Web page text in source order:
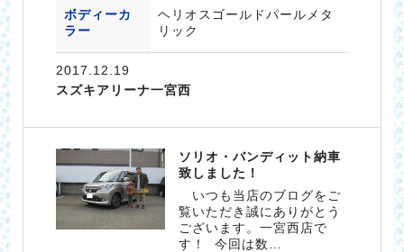
ボディーカ
ラー
ヘリオスゴールドパールメタ
リック
2017.12.19
スズキアリーナ一宮西
ソリオ・バンディット納車
致しました！
いつも当店のブログをご
覧いただき誠にありがとう
ございます。一宮西店で
す！ 今回は数…